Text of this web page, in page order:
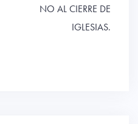
NO AL CIERRE DE
IGLESIAS.